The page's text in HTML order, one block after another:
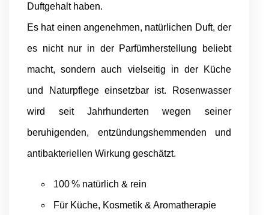
Duftgehalt haben.
Es hat einen angenehmen, natürlichen Duft, der
es nicht nur in der Parfümherstellung beliebt
macht, sondern auch vielseitig in der Küche
und Naturpflege einsetzbar ist. Rosenwasser
wird seit Jahrhunderten wegen seiner
beruhigenden, entzündungshemmenden und
antibakteriellen Wirkung geschätzt.
100 % natürlich & rein
Für Küche, Kosmetik & Aromatherapie